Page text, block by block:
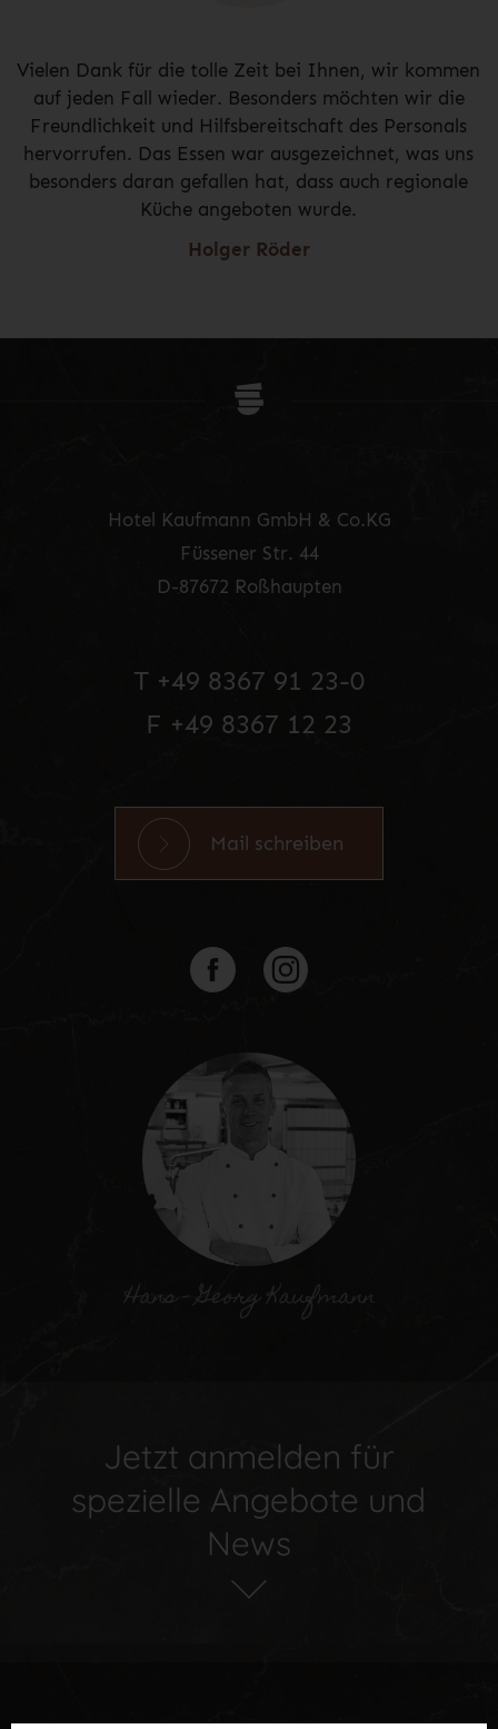
Vielen Dank für die tolle Zeit bei Ihnen, wir kommen
auf jeden Fall wieder. Besonders möchten wir die
Freundlichkeit und Hilfsbereitschaft des Personals
hervorrufen. Das Essen war ausgezeichnet, was uns
besonders daran gefallen hat, dass auch regionale
Küche angeboten wurde.
Holger Röder
Hotel Kaufmann GmbH & Co.KG
Füssener Str. 44
D-87672 Roßhaupten
T +49 8367 91 23-0
F +49 8367 12 23
Mail schreiben
Jetzt anmelden für
spezielle Angebote und
News